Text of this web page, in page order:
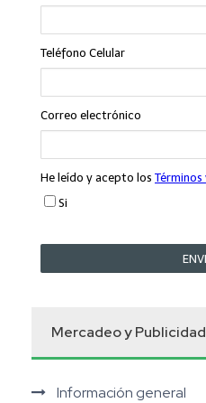
Mercadeo y Publicidad
Información general